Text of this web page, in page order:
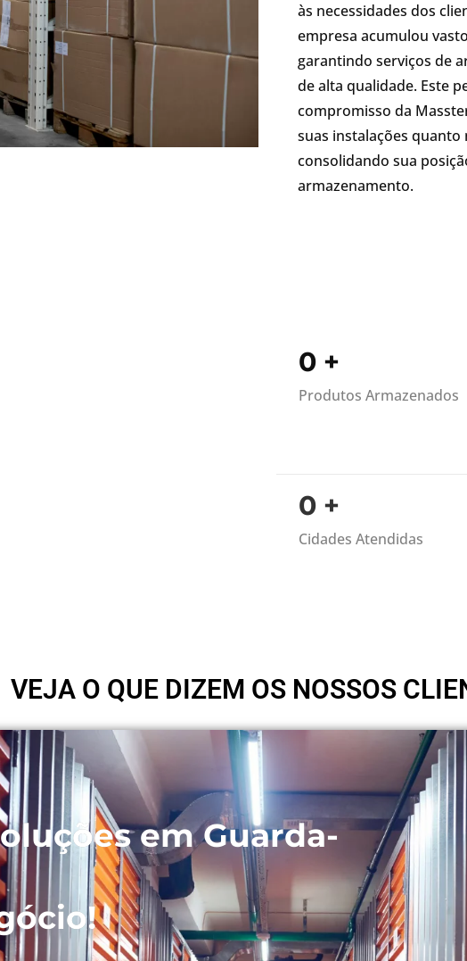
às necessidades dos
empresa acumulou
garantindo serviços de
de alta qualidade. Este
compromisso da
suas instalações
consolidando sua
armazenamento.
0 +
Produtos Armazenados
0 +
Cidades Atendidas
VEJA O QUE DIZEM OS NOSSOS
em Guarda-